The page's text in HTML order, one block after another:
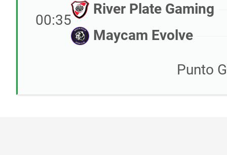
00:35
River Plate Gaming
Maycam Evolve
Punto